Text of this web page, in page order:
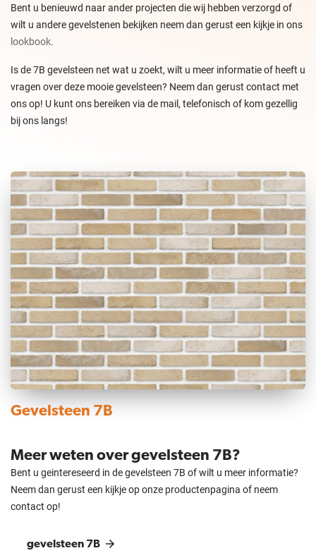
Bent u benieuwd naar ander projecten die wij hebben verzorgd of
wilt u andere gevelstenen bekijken neem dan gerust een kijkje in ons
lookbook.
Is de 7B gevelsteen net wat u zoekt, wilt u meer informatie of heeft u
vragen over deze mooie gevelsteen? Neem dan gerust contact met
ons op! U kunt ons bereiken via de mail, telefonisch of kom gezellig
bij ons langs!
Gevelsteen 7B
Meer weten over gevelsteen 7B?
Bent u geintereseerd in de gevelsteen 7B of wilt u meer informatie?
Neem dan gerust een kijkje op onze productenpagina of neem
contact op!
gevelsteen 7B